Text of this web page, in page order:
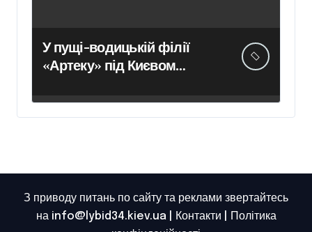
У пущі-водицькій філії
«Артеку» під Києвом
цвіль, бруд і зіпсовані
продукти — умови
З приводу питань по сайту та реклами звертайтесь
на info@lybid34.kiev.ua |
Контакти
Політика